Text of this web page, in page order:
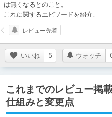
は無くなるとのこと。
これに関するエピソードを紹介。
いいね 5 ウォッチ
レビュー先着
これまでのレビュー掲
仕組みと変更点